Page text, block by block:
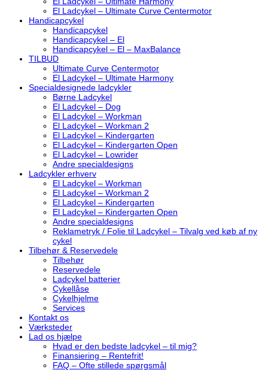
El Ladcykel – Ultimate Curve Centermotor
Handicapcykel
Handicapcykel
Handicapcykel – El
Handicapcykel – El – MaxBalance
TILBUD
Ultimate Curve Centermotor
El Ladcykel – Ultimate Harmony
Specialdesignede ladcykler
Børne Ladcykel
El Ladcykel – Dog
El Ladcykel – Workman
El Ladcykel – Workman 2
El Ladcykel – Kindergarten
El Ladcykel – Kindergarten Open
El Ladcykel – Lowrider
Andre specialdesigns
Ladcykler erhverv
El Ladcykel – Workman
El Ladcykel – Workman 2
El Ladcykel – Kindergarten
El Ladcykel – Kindergarten Open
Andre specialdesigns
Reklametryk / Folie til Ladcykel – Tilvalg ved køb af ny
cykel
Tilbehør & Reservedele
Tilbehør
Reservedele
Ladcykel batterier
Cykellåse
Cykelhjelme
Services
Kontakt os
Værksteder
Lad os hjælpe
Hvad er den bedste ladcykel – til mig?
Finansiering – Rentefrit!
FAQ – Ofte stillede spørgsmål